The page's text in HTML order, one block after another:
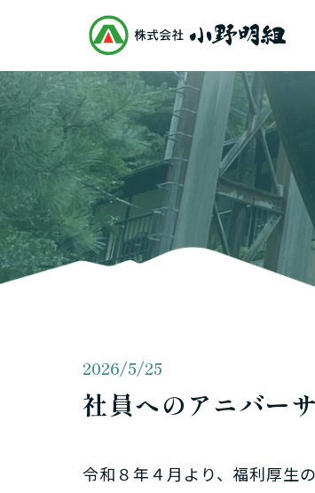
2026/5/25
社員へのアニバー
令和８年４月より、福利厚生